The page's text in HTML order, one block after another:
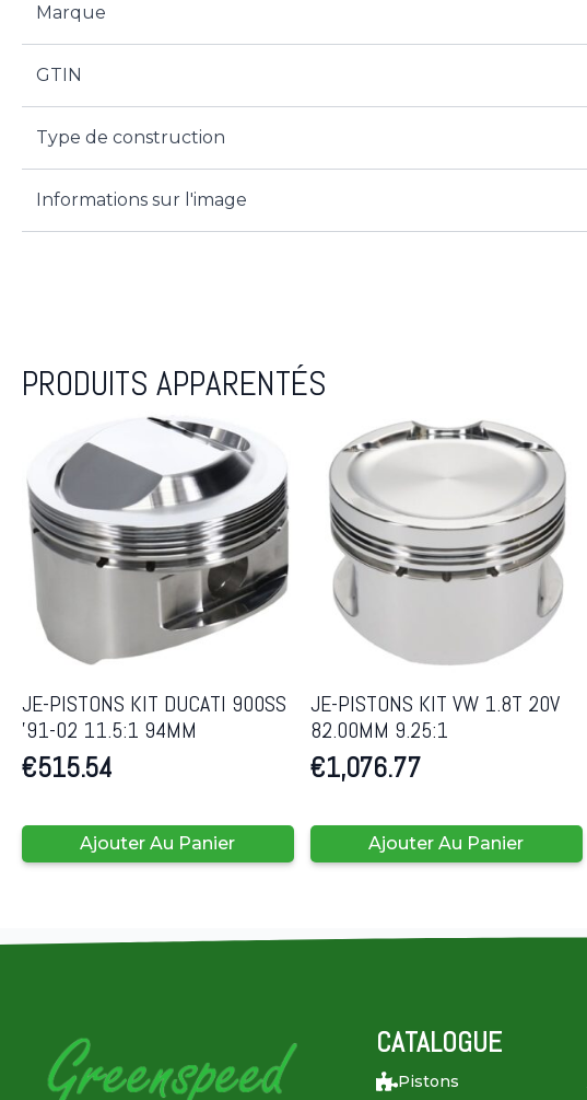
Marque
GTIN
Type de construction
Informations sur l'image
PRODUITS APPARENTÉS
JE-PISTONS KIT DUCATI 900SS
’91-02 11.5:1 94MM
€515.54
Ajouter Au Panier
JE-PISTONS KIT VW 1.8T 20V
82.00MM 9.25:1
€1,076.77
Ajouter Au Panier
CATALOGUE
Pistons